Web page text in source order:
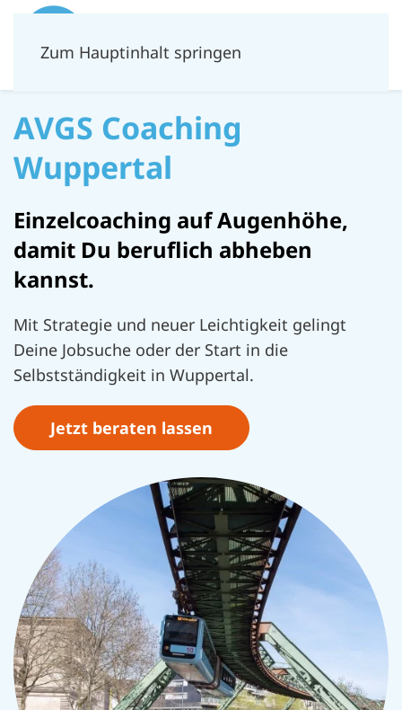
Zum Hauptinhalt springen
AVGS Coaching
Wuppertal
Einzelcoaching auf Augenhöhe,
damit Du beruflich abheben
kannst.
Mit Strategie und neuer Leichtigkeit gelingt
Deine Jobsuche oder der Start in die
Selbstständigkeit in Wuppertal.
Jetzt beraten lassen